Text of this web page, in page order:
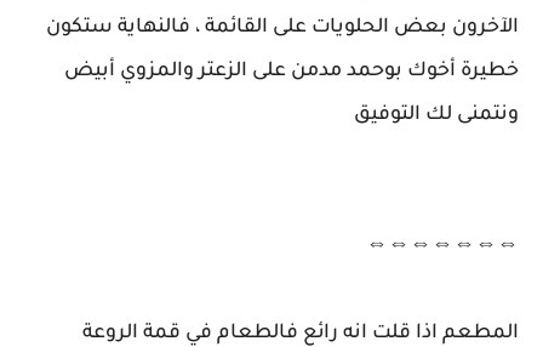
الآخرون بعض الحلويات على القائمة ، فالنهاية ستكون
خطيرة أخوك بوحمد مدمن على الزعتر والمزوي أبيض
ونتمنى لك التوفيق
⇔⇔⇔⇔⇔⇔⇔
المطعم اذا قلت انه رائع فالطعام في قمة الروعة